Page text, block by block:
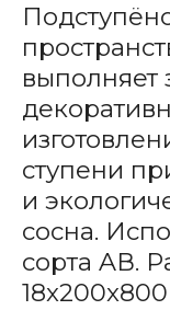
выполняет
ступени
и
сосна.
сорта AВ.